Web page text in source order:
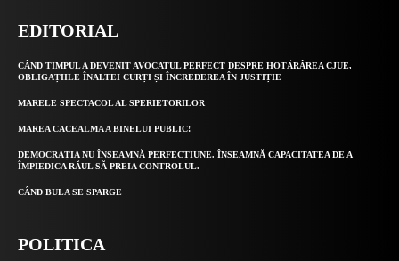
EDITORIAL
CÂND TIMPUL A DEVENIT AVOCATUL PERFECT DESPRE HOTĂRÂREA CJUE,
OBLIGAȚIILE ÎNALTEI CURȚI ȘI ÎNCREDEREA ÎN JUSTIȚIE
MARELE SPECTACOL AL SPERIETORILOR
MAREA CACEALMA A BINELUI PUBLIC!
DEMOCRAȚIA NU ÎNSEAMNĂ PERFECȚIUNE. ÎNSEAMNĂ CAPACITATEA DE A
ÎMPIEDICA RĂUL SĂ PREIA CONTROLUL.
CÂND BULA SE SPARGE
POLITICA